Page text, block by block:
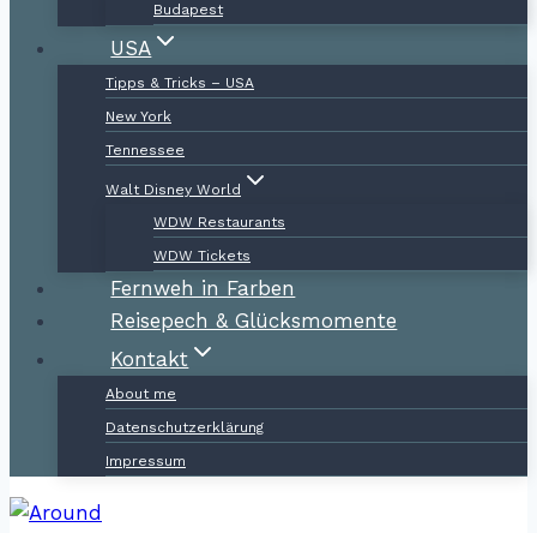
Budapest
USA
Tipps & Tricks – USA
New York
Tennessee
Walt Disney World
WDW Restaurants
WDW Tickets
Fernweh in Farben
Reisepech & Glücksmomente
Kontakt
About me
Datenschutzerklärung
Impressum